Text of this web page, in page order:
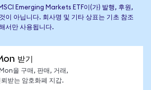
Emerging Markets ETF이(가) 발행, 후원,
이 아닙니다. 회사명 및 기타 상표는 기초 참조
서만 사용됩니다.
받기
을 구매, 판매, 거래,
받는 암호화폐 지갑.